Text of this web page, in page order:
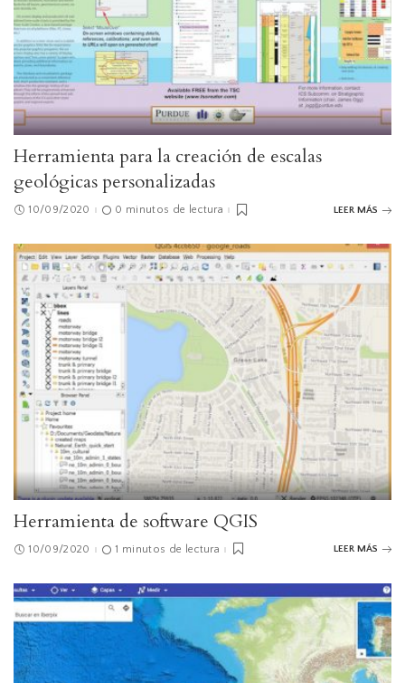
Herramienta para la creación de escalas
geológicas personalizadas
10/09/2020 0 minutos de lectura LEER MÁS
Herramienta de software QGIS
10/09/2020 1 minutos de lectura LEER MÁS